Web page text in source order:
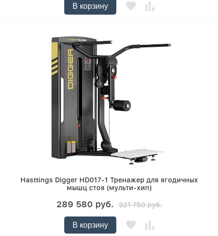
В корзину
Hasttings Digger HD017-1 Тренажер для ягодичных
мышц стоя (мульти-хип)
289 580 руб. 321 750 руб.
В корзину